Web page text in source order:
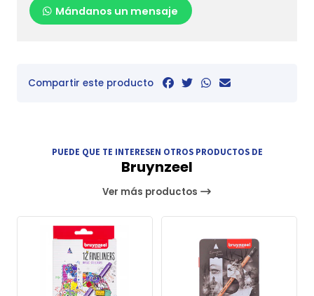
Mándanos un mensaje
Compartir este producto
PUEDE QUE TE INTERESEN OTROS PRODUCTOS DE
Bruynzeel
Ver más productos